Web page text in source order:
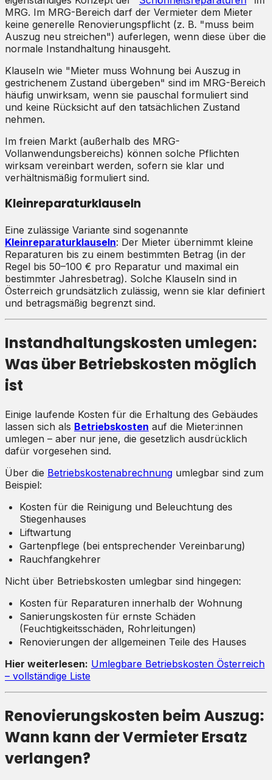
MRG. Im MRG-Bereich darf der Vermieter dem Mieter
keine generelle Renovierungspflicht (z. B. "muss beim
Auszug neu streichen") auferlegen, wenn diese über die
normale Instandhaltung hinausgeht.
Klauseln wie "Mieter muss Wohnung bei Auszug in
gestrichenem Zustand übergeben" sind im MRG-Bereich
häufig unwirksam, wenn sie pauschal formuliert sind
und keine Rücksicht auf den tatsächlichen Zustand
nehmen.
Im freien Markt (außerhalb des MRG-
Vollanwendungsbereichs) können solche Pflichten
wirksam vereinbart werden, sofern sie klar und
verhältnismäßig formuliert sind.
Kleinreparaturklauseln
Eine zulässige Variante sind sogenannte
Kleinreparaturklauseln: Der Mieter übernimmt kleine
Reparaturen bis zu einem bestimmten Betrag (in der
Regel bis 50–100 € pro Reparatur und maximal ein
bestimmter Jahresbetrag). Solche Klauseln sind in
Österreich grundsätzlich zulässig, wenn sie klar definiert
und betragsmäßig begrenzt sind.
Instandhaltungskosten umlegen:
Was über Betriebskosten möglich
ist
Einige laufende Kosten für die Erhaltung des Gebäudes
lassen sich als Betriebskosten auf die Mieter:innen
umlegen – aber nur jene, die gesetzlich ausdrücklich
dafür vorgesehen sind.
Über die Betriebskostenabrechnung umlegbar sind zum
Beispiel:
Kosten für die Reinigung und Beleuchtung des
Stiegenhauses
Liftwartung
Gartenpflege (bei entsprechender Vereinbarung)
Rauchfangkehrer
Nicht über Betriebskosten umlegbar sind hingegen:
Kosten für Reparaturen innerhalb der Wohnung
Sanierungskosten für ernste Schäden
(Feuchtigkeitsschäden, Rohrleitungen)
Renovierungen der allgemeinen Teile des Hauses
Hier weiterlesen: Umlegbare Betriebskosten Österreich
– vollständige Liste
Renovierungskosten beim Auszug:
Wann kann der Vermieter Ersatz
verlangen?